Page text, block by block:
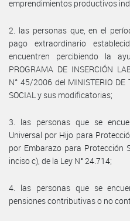
emprendimientos productivos
2. las personas que, en el
pago extraordinario
encuentren percibiendo la
PROGRAMA DE INSERCIÓN
N° 45/2006 del MINISTERIO DE
SOCIAL y sus modificatorias;
3. las personas que se
Universal por Hijo para
por Embarazo para Protección
inciso c), de la Ley N° 24.714;
4. las personas que se
pensiones contributivas o no